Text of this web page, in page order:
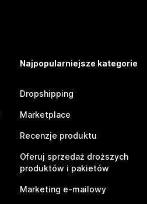
Najpopularniejsze kategorie
Dropshipping
Marketplace
Recenzje produktu
Oferuj sprzedaż droższych
produktów i pakietów
Marketing e-mailowy